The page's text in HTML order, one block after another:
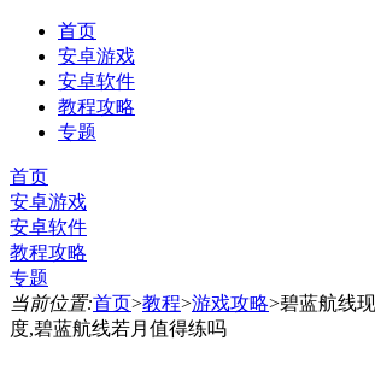
首页
安卓游戏
安卓软件
教程攻略
专题
首页
安卓游戏
安卓软件
教程攻略
专题
当前位置:首页>教程>游戏攻略>碧蓝航线
度,碧蓝航线若月值得练吗